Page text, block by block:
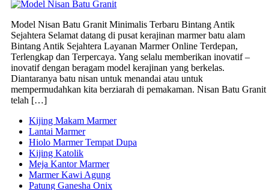
Model Nisan Batu Granit Minimalis Terbaru Bintang Antik
Sejahtera Selamat datang di pusat kerajinan marmer batu alam
Bintang Antik Sejahtera Layanan Marmer Online Terdepan,
Terlengkap dan Terpercaya. Yang selalu memberikan inovatif –
inovatif dengan beragam model kerajinan yang berkelas.
Diantaranya batu nisan untuk menandai atau untuk
mempermudahkan kita berziarah di pemakaman. Nisan Batu Granit
telah […]
Kijing Makam Marmer
Lantai Marmer
Hiolo Marmer Tempat Dupa
Kijing Katolik
Meja Kantor Marmer
Marmer Kawi Agung
Patung Ganesha Onix